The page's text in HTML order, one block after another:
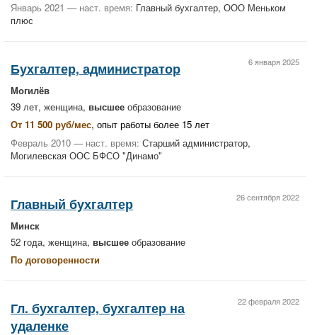
Январь 2021 — наст. время: Главный бухгалтер, ООО Меньком
плюс
6 января 2025
Бухгалтер, администратор
Могилёв
39 лет, женщина, высшее образование
От 11 500 руб/мес, опыт работы более 15 лет
Февраль 2010 — наст. время: Старший администратор,
Могилевская ООС БФСО "Динамо"
26 сентября 2022
Главный бухгалтер
Минск
52 года, женщина, высшее образование
По договоренности
22 февраля 2022
Гл. бухгалтер, бухгалтер на
удаленке